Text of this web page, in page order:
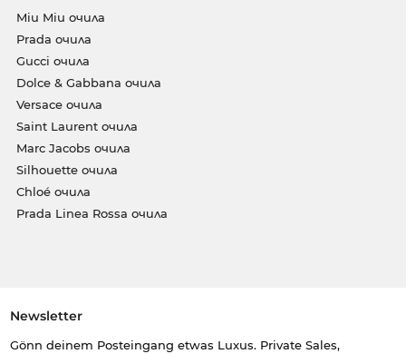
Miu Miu очила
Prada очила
Gucci очила
Dolce & Gabbana очила
Versace очила
Saint Laurent очила
Marc Jacobs очила
Silhouette очила
Chloé очила
Prada Linea Rossa очила
Newsletter
Gönn deinem Posteingang etwas Luxus. Private Sales,